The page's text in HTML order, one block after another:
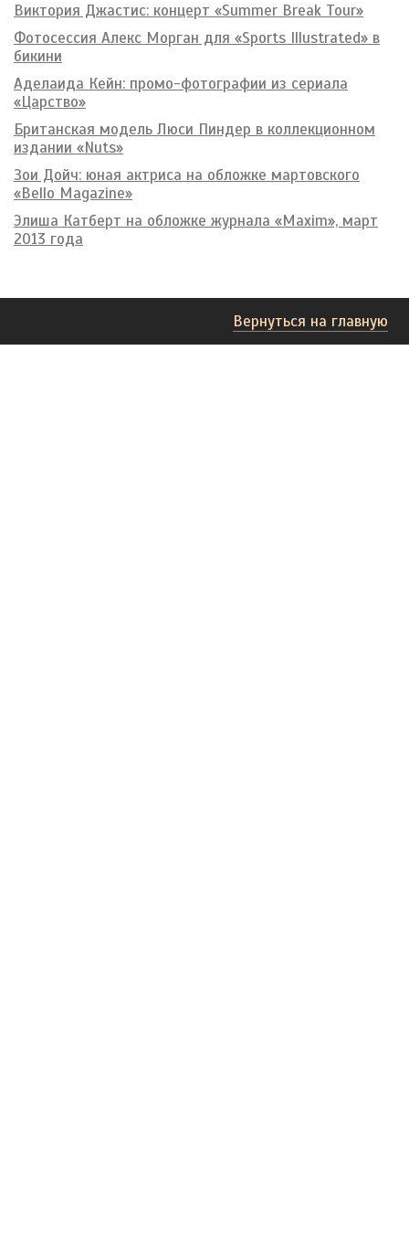
Виктория Джастис: концерт «Summer Break Tour»
Фотосессия Алекс Морган для «Sports Illustrated» в
бикини
Аделаида Кейн: промо-фотографии из сериала
«Царство»
Британская модель Люси Пиндер в коллекционном
издании «Nuts»
Зои Дойч: юная актриса на обложке мартовского
«Bello Magazine»
Элиша Катберт на обложке журнала «Maxim», март
2013 года
Вернуться на главную